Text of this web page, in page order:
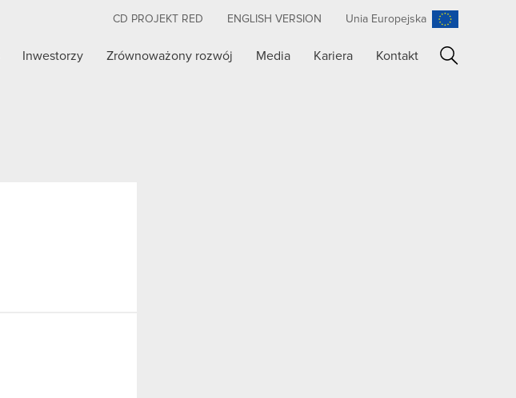
CD PROJEKT RED ENGLISH VERSION Unia Europejska
Inwestorzy Zrównoważony rozwój Media Kariera Kontakt